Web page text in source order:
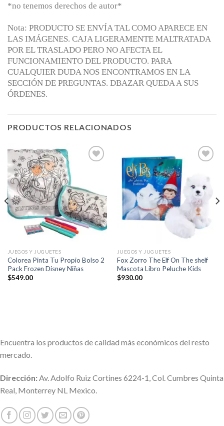
*no tenemos derechos de autor*
Nota: PRODUCTO SE ENVÍA TAL COMO APARECE EN
LAS IMÁGENES. CAJA LIGERAMENTE MALTRATADA
POR EL TRASLADO PERO NO AFECTA EL
FUNCIONAMIENTO DEL PRODUCTO. PARA
CUALQUIER DUDA NOS ENCONTRAMOS EN LA
SECCIÓN DE PREGUNTAS. DBAZAR QUEDA A SUS
ÓRDENES.
PRODUCTOS RELACIONADOS
deseos
JUEGOS Y JUGUETES
Colorea Pinta Tu Propio Bolso 2
Pack Frozen Disney Niñas
$549.00
deseos
JUEGOS Y JUGUETES
Fox Zorro The Elf On The shelf
Mascota Libro Peluche Kids
$930.00
Encuentra los productos de calidad más económicos del resto
mercado.
Dirección: Av. Adolfo Ruiz Cortines 6224-1, Col. Cumbres Quinta
Real, Monterrey NL Mexico.